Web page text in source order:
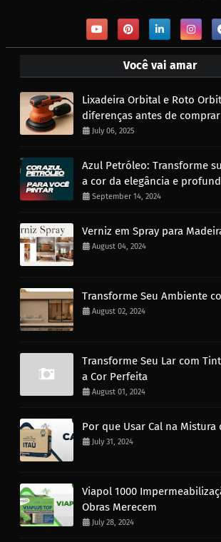
Você vai amar
Lixadeira Orbital e Roto
diferenças antes de comprar
July 06, 2025
Azul Petróleo: Transforme
a cor da elegância e
September 14, 2024
Verniz em Spray para
August 04, 2024
Transforme Seu Ambiente
August 02, 2024
Transforme Seu Lar com
a Cor Perfeita
August 01, 2024
Por que Usar Cal na Mistura
July 31, 2024
Viapol 1000
Obras Merecem
July 28, 2024